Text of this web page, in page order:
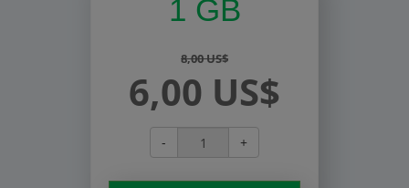
1 GB
8,00 US$
6,00 US$
- +